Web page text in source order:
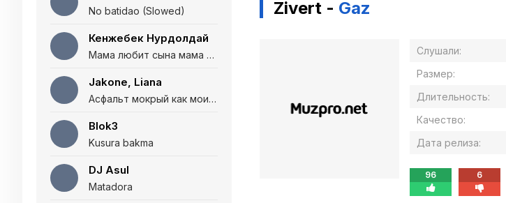
No batidao (Slowed)
Кенжебек Нурдолдай
Мама любит сына мама любит дочь (Полная версия)
Jakone, Liana
Асфальт мокрый как мои глаза и я нарезаю
Blok3
Kusura bakma
DJ Asul
Matadora
Zivert - Gaz
Слушали:
Размер:
Длительность:
Качество:
Дата релиза:
96 6